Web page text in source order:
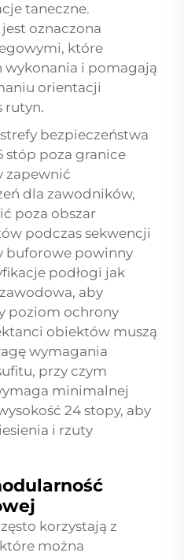
taneczne.
oznaczona
które
wykonania i pomagają
orientacji
rutyn.
bezpieczeństwa
stóp poza granice
zapewnić
dla zawodników,
poza obszar
podczas sekwencji
buforowe powinny
podłogi jak
aby
poziom ochrony
obiektów muszą
wymagania
przy czym
minimalnej
24 stopy, aby
i rzuty
korzystają z
można